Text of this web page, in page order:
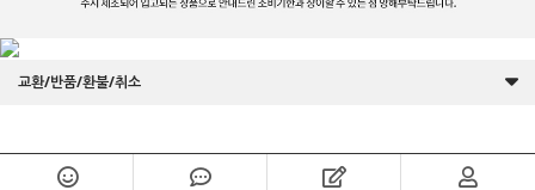
교환/반품/환불/취소